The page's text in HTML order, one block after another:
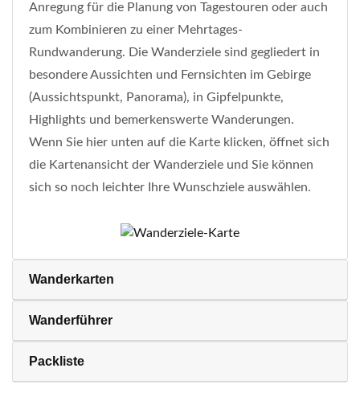
Anregung für die Planung von Tagestouren oder auch
zum Kombinieren zu einer Mehrtages-
Rundwanderung. Die Wanderziele sind gegliedert in
besondere Aussichten und Fernsichten im Gebirge
(Aussichtspunkt, Panorama), in Gipfelpunkte,
Highlights und bemerkenswerte Wanderungen.
Wenn Sie hier unten auf die Karte klicken, öffnet sich
die Kartenansicht der Wanderziele und Sie können
sich so noch leichter Ihre Wunschziele auswählen.
Wanderkarten
Wanderführer
Packliste